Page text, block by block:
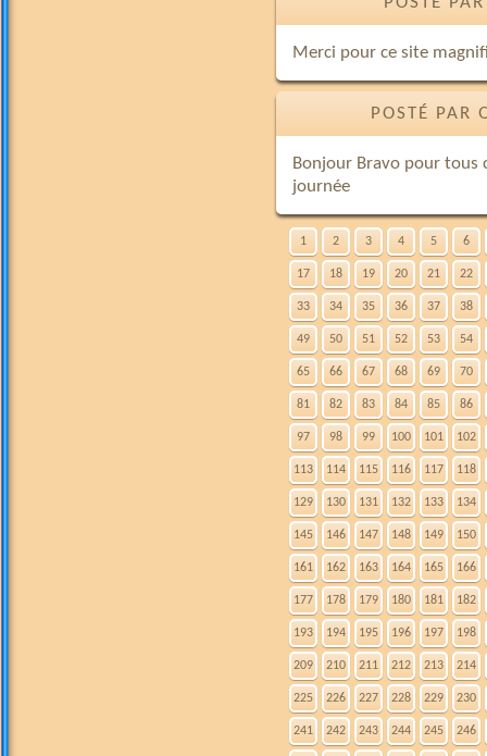
Merci pour ce site
POSTÉ
Bonjour Bravo pour tous
journée
1 2 3 4 5 6
17 18 19 20 21 22
33 34 35 36 37 38
49 50 51 52 53 54
65 66 67 68 69 70
81 82 83 84 85 86
97 98 99 100 101 102
113 114 115 116 117 118
129 130 131 132 133 134
145 146 147 148 149 150
161 162 163 164 165 166
177 178 179 180 181 182
193 194 195 196 197 198
209 210 211 212 213 214
225 226 227 228 229 230
241 242 243 244 245 246